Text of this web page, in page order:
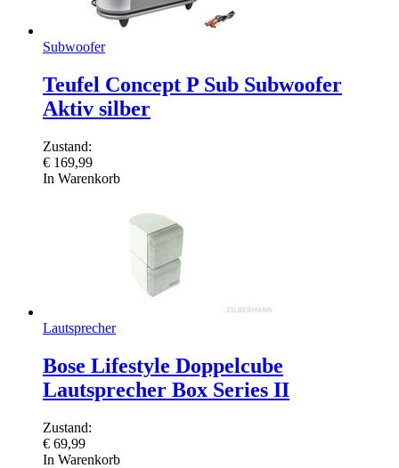
Subwoofer
Teufel Concept P Sub Subwoofer
Aktiv silber
Zustand:
€ 169,99
In Warenkorb
Lautsprecher
Bose Lifestyle Doppelcube
Lautsprecher Box Series II
Zustand:
€ 69,99
In Warenkorb